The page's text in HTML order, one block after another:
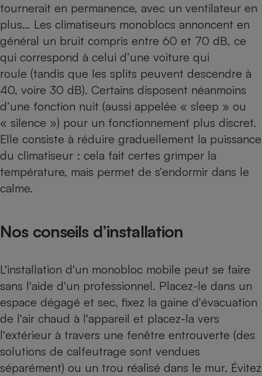
tournerait en permanence, avec un ventilateur en
plus… Les climatiseurs monoblocs annoncent en
général un bruit compris entre 60 et 70 dB, ce
qui correspond à celui d’une voiture qui
roule (tandis que les splits peuvent descendre à
40, voire 30 dB). Certains disposent néanmoins
d’une fonction nuit (aussi appelée « sleep » ou
« silence ») pour un fonctionnement plus discret.
Elle consiste à réduire graduellement la puissance
du climatiseur : cela fait certes grimper la
température, mais permet de s’endormir dans le
calme.
Nos conseils d’installation
L'installation d'un monobloc mobile peut se faire
sans l'aide d'un professionnel. Placez-le dans un
espace dégagé et sec, fixez la gaine d'évacuation
de l'air chaud à l'appareil et placez-la vers
l'extérieur à travers une fenêtre entrouverte (des
solutions de calfeutrage sont vendues
séparément) ou un trou réalisé dans le mur. Évitez